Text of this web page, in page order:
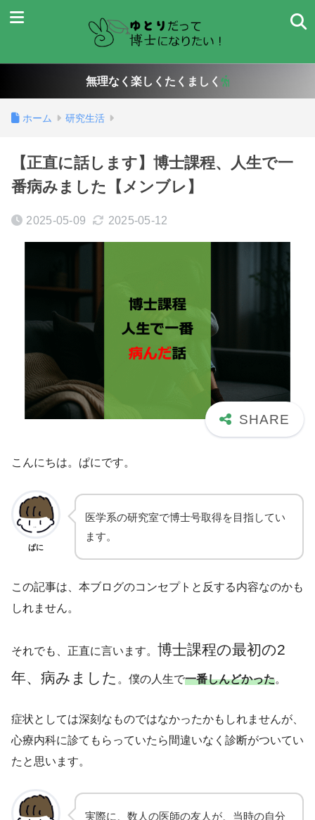
無理なく楽しくたくましく
ホーム 研究生活
【正直に話します】博士課程、人生で一
番病みました【メンブレ】
2025-05-09 2025-05-12
こんにちは。ぱにです。
ぱに
医学系の研究室で博士号取得を目指してい
ます。
この記事は、本ブログのコンセプトと反する内容なのかも
しれません。
それでも、正直に言います。 博士課程の最初の2
年、病みました 。僕の人生で一番しんどかった。
症状としては深刻なものではなかったかもしれませんが、
心療内科に診てもらっていたら間違いなく診断がついてい
たと思います。
実際に、数人の医師の友人が、当時の自分